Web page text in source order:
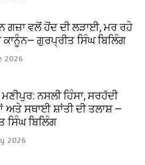
ਗਜ਼ਾ ਵਲੋਂ ਹੋਂਦ ਦੀ ਲੜਾਈ, ਮਰ ਰਹੇ
ਕਾਨੂੰਨ— ਗੁਰਪ੍ਰੀਤ ਸਿੰਘ ਬਿਲਿੰਗ
2026
ਨਸਲੀ ਹਿੰਸਾ, ਸਰਹੱਦੀ
ਸਥਾਈ ਸ਼ਾਂਤੀ ਦੀ ਤਲਾਸ਼ —
ਸਿੰਘ ਬਿਲਿੰਗ
2026